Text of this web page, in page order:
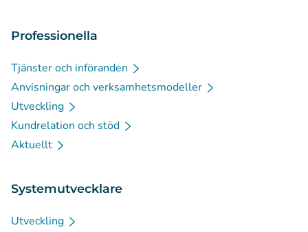
Professionella
Tjänster och införanden
Anvisningar och verksamhetsmodeller
Utveckling
Kundrelation och stöd
Aktuellt
Systemutvecklare
Utveckling